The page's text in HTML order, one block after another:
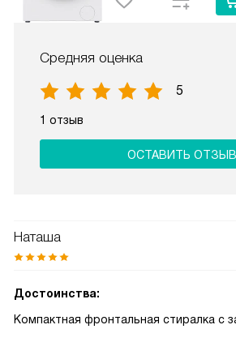
Средняя оценка
5
1 отзыв
ОСТАВИТЬ ОТЗЫВ
Наташа
Достоинства:
Компактная фронтальная стиралка с